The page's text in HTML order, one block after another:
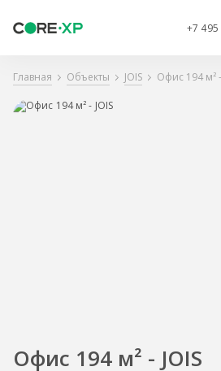
+7
Главная Объекты JOIS Офис 194 м² -
Офис 194 м² - JOIS